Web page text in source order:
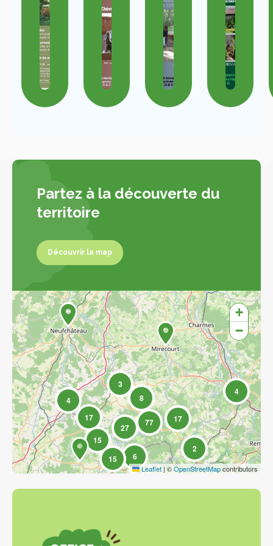
Partez à la découverte du
territoire
Découvrir la map
6
15
8
15
17 17
4
27 77
3
2
4
+
−
Leaflet | ©OpenStreetMapcontributors